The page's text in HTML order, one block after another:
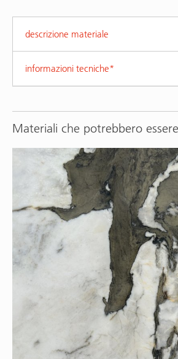
descrizione materiale
informazioni tecniche*
Materiali che potrebbero